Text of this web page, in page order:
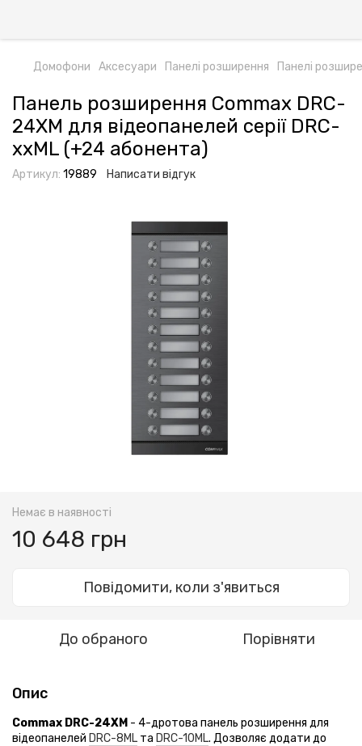
Домофони Аксесуари Панелі розширення Панелі
Панель розширення Commax DRC-
24XM для відеопанелей серії DRC-
xxML (+24 абонента)
Артикул: 19889 Написати відгук
Немає в наявності
10 648 грн
Повідомити, коли з'явиться
До обраного Порівняти
Опис
Commax DRC-24XM - 4-дротова панель розширення для
відеопанелей DRC-8ML та DRC-10ML. Дозволяє додати до